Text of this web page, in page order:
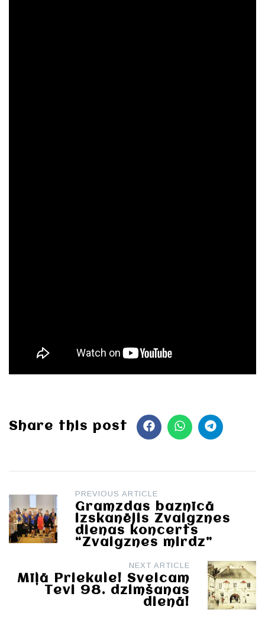
Share this post
Post
navigation
PREVIOUS ARTICLE
Gramzdas baznīcā
izskanējis Zvaigznes
dienas koncerts
“Zvaigznes mirdz”
NEXT ARTICLE
Mīļā Priekule! Sveicam
Tevi 98. dzimšanas
dienā!